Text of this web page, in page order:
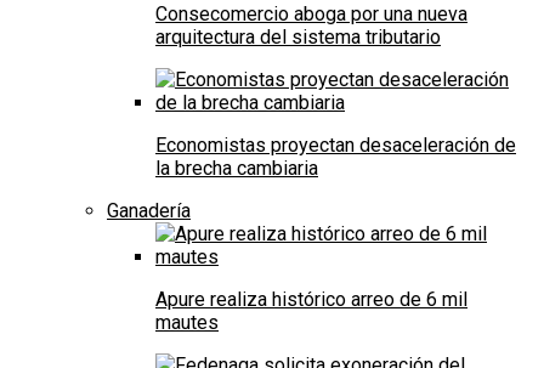
Consecomercio aboga por una nueva
arquitectura del sistema tributario
Economistas proyectan desaceleración de
la brecha cambiaria
Ganadería
Apure realiza histórico arreo de 6 mil
mautes